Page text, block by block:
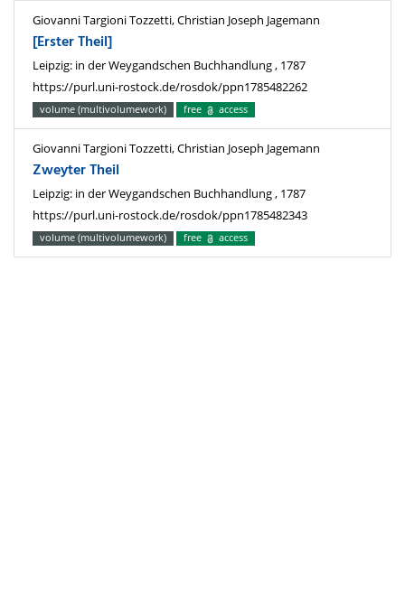
Giovanni Targioni Tozzetti, Christian Joseph Jagemann
[Erster Theil]
Leipzig: in der Weygandschen Buchhandlung , 1787
https://purl.uni-rostock.de/rosdok/ppn1785482262
volume (multivolumework) free access
Giovanni Targioni Tozzetti, Christian Joseph Jagemann
Zweyter Theil
Leipzig: in der Weygandschen Buchhandlung , 1787
https://purl.uni-rostock.de/rosdok/ppn1785482343
volume (multivolumework) free access